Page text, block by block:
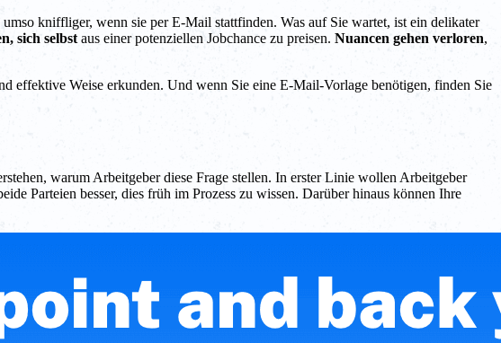
umso kniffliger, wenn sie per E-Mail stattfinden. Was auf Sie wartet, ist ein delikater
sich selbst aus einer potenziellen Jobchance zu preisen. Nuancen gehen verloren,
effektive Weise erkunden. Und wenn Sie eine E-Mail-Vorlage benötigen, finden Sie
warum Arbeitgeber diese Frage stellen. In erster Linie wollen Arbeitgeber
Parteien besser, dies früh im Prozess zu wissen. Darüber hinaus können Ihre